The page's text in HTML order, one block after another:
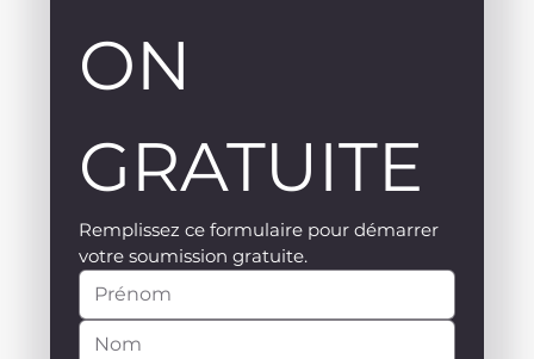
ON
GRATUITE
Remplissez ce formulaire pour démarrer
votre soumission gratuite.